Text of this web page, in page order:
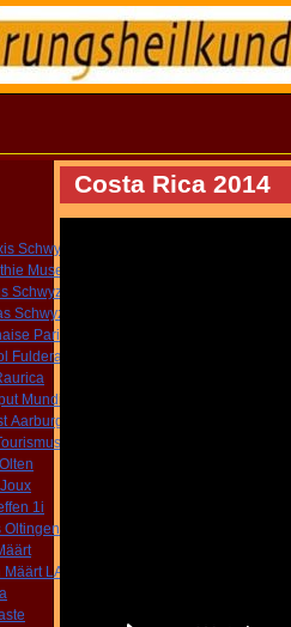
Praxis Schwyz
Museum
Schwyz
Schwyz
Paris
Fuldera
Mundi
Aarburg
1i
Oltingen
LANG
Costa Rica 2014